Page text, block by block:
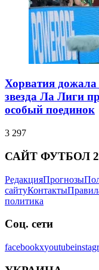
Хорватия
звезда Ла Лиги
особый поединок
3 297
САЙТ ФУТБОЛ
РедакцияПрогнозы
сайтуКонтакты
политика
Соц. сети
facebookxyoutube